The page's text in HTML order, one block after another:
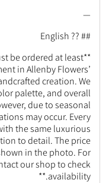
—
## ?? English
be ordered at least
in Allenby Flowers’
creation. We
palette, and overall
due to seasonal
may occur. Every
the same luxurious
to detail. The price
in the photo. For
our shop to check
availability.**